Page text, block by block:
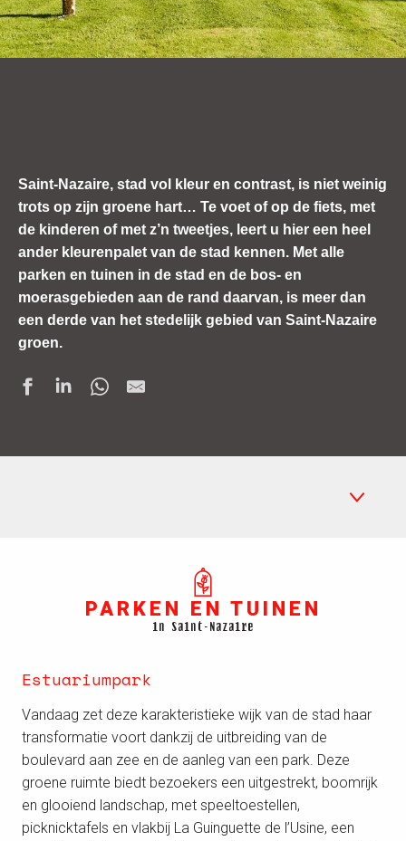
Saint-Nazaire, stad vol kleur en contrast, is niet weinig
trots op zijn groene hart… Te voet of op de fiets, met
de kinderen of met z’n tweetjes, leert u hier een heel
ander kleurenpalet van de stad kennen. Met alle
parken en tuinen in de stad en de bos- en
moerasgebieden aan de rand daarvan, is meer dan
een derde van het stedelijk gebied van Saint-Nazaire
groen.
Langs het zoete water
Picknickplaatsen
PARKEN EN TUINEN
in Saint-Nazaire
Estuariumpark
Vandaag zet deze karakteristieke wijk van de stad haar
transformatie voort dankzij de uitbreiding van de
boulevard aan zee en de aanleg van een park. Deze
groene ruimte biedt bezoekers een uitgestrekt, boomrijk
en glooiend landschap, met speeltoestellen,
picknicktafels en vlakbij La Guinguette de l’Usine, een